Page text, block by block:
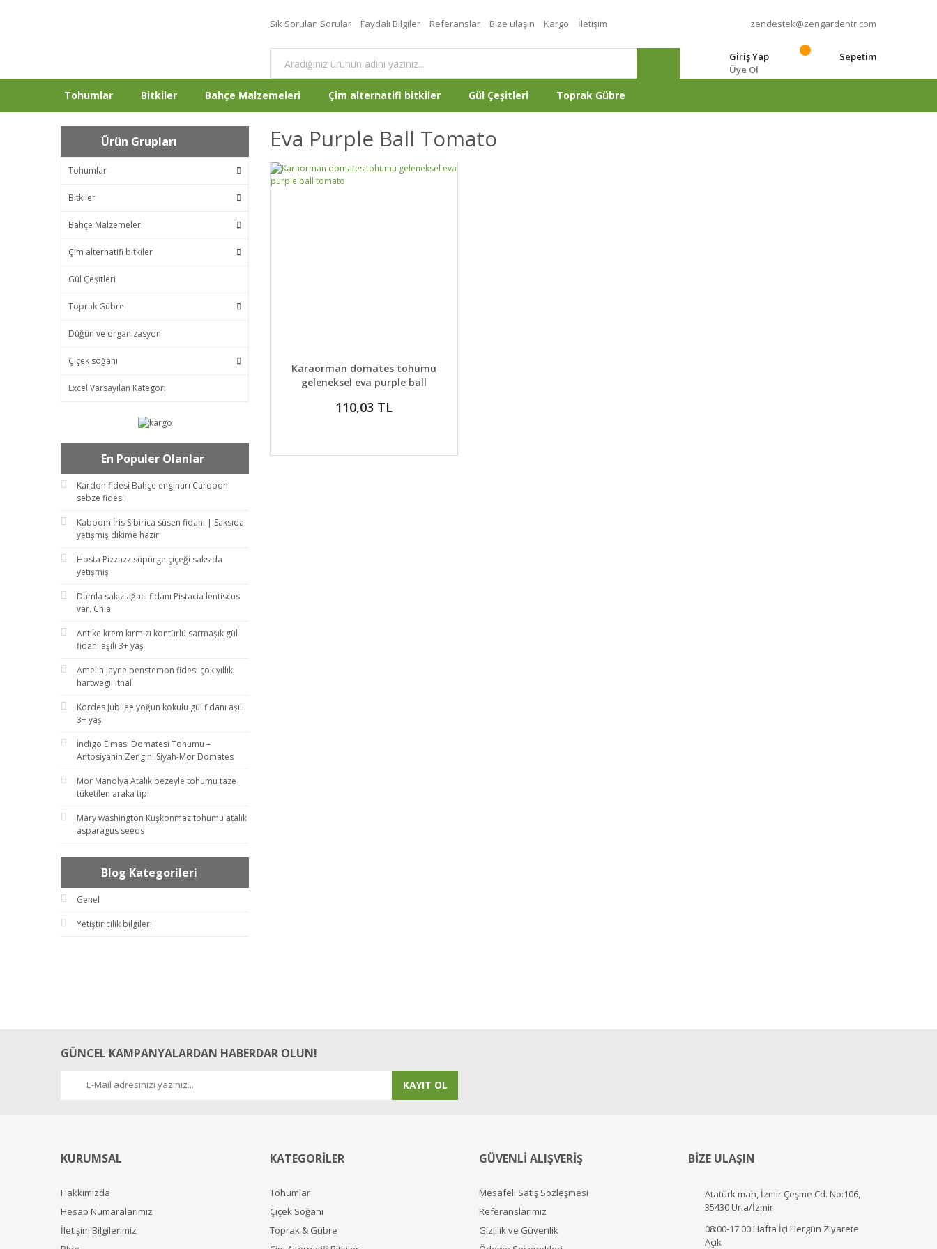
Sık Sorulan Sorular Faydalı Bilgiler Referanslar Bize ulaşın Kargo İletişim zendestek@zengardentr.com
Giriş Yap
Üye Ol
Sepetim
Tohumlar Bitkiler Bahçe Malzemeleri Çim alternatifi bitkiler Gül Çeşitleri Toprak Gübre
Ürün Grupları
Tohumlar
Bitkiler
Bahçe Malzemeleri
Çim alternatifi bitkiler
Gül Çeşitleri
Toprak Gübre
Düğün ve organizasyon
Çiçek soğanı
Excel Varsayılan Kategori
En Populer Olanlar
Kardon fidesi Bahçe enginarı Cardoon
sebze fidesi
Kaboom İris Sibirica süsen fidanı | Saksıda
yetişmiş dikime hazır
Hosta Pizzazz süpürge çiçeği saksıda
yetişmiş
Damla sakız ağacı fidanı Pistacia lentiscus
var. Chia
Antike krem kırmızı kontürlü sarmaşık gül
fidanı aşılı 3+ yaş
Amelia Jayne penstemon fidesi çok yıllık
hartwegii ithal
Kordes Jubilee yoğun kokulu gül fidanı aşılı
3+ yaş
İndigo Elması Domatesi Tohumu –
Antosiyanin Zengini Siyah-Mor Domates
Mor Manolya Atalık bezeyle tohumu taze
tüketilen araka tipi
Mary washington Kuşkonmaz tohumu atalık
asparagus seeds
Blog Kategorileri
Genel
Yetiştiricilik bilgileri
Eva Purple Ball Tomato
DETAYLAR GELİNCE HABER VER
Karaorman domates tohumu
geleneksel eva purple ball
110,03 TL
GÜNCEL KAMPANYALARDAN HABERDAR OLUN!
KAYIT OL
KURUMSAL
Hakkımızda
Hesap Numaralarımız
İletişim Bilgilerimiz
KATEGORİLER
Tohumlar
Çiçek Soğanı
Toprak & Gübre
GÜVENLİ ALIŞVERİŞ
Mesafeli Satış Sözleşmesi
Referanslarımız
Gizlilik ve Güvenlik
BİZE ULAŞIN
Atatürk mah, İzmir Çeşme Cd. No:106,
35430 Urla/İzmir
08:00-17:00 Hafta İçi Hergün Ziyarete
Açık